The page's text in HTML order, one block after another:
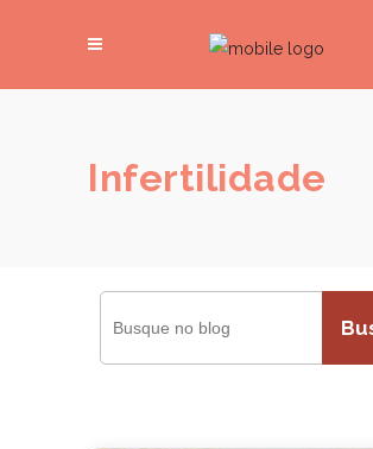
Infertilidade